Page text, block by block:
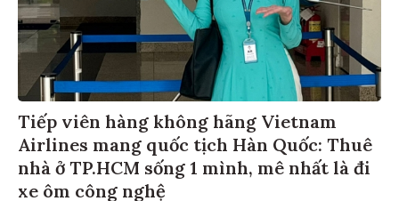
Tiếp viên hàng không hãng Vietnam
Airlines mang quốc tịch Hàn Quốc: Thuê
nhà ở TP.HCM sống 1 mình, mê nhất là đi
xe ôm công nghệ